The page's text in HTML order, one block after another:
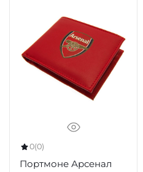
0(0)
Портмоне Арсенал